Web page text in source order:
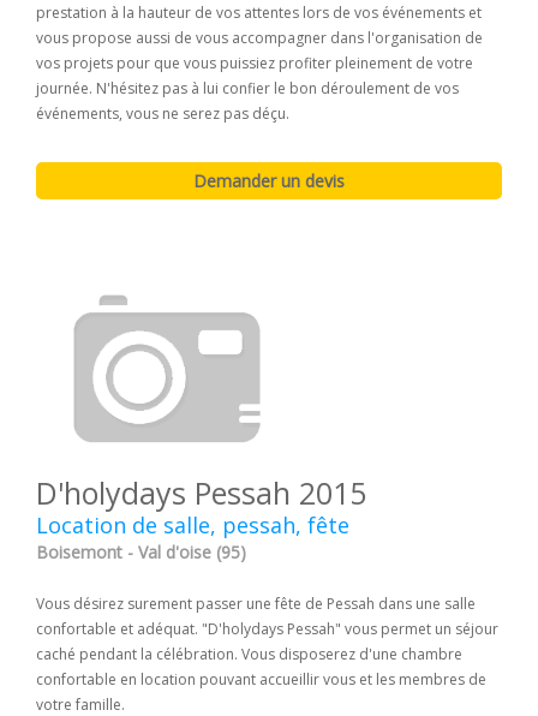
prestation à la hauteur de vos attentes lors de vos événements et
vous propose aussi de vous accompagner dans l'organisation de
vos projets pour que vous puissiez profiter pleinement de votre
journée. N'hésitez pas à lui confier le bon déroulement de vos
événements, vous ne serez pas déçu.
D'holydays Pessah 2015
Location de salle, pessah, fête
Boisemont - Val d'oise (95)
Vous désirez surement passer une fête de Pessah dans une salle
confortable et adéquat. "D'holydays Pessah" vous permet un séjour
caché pendant la célébration. Vous disposerez d'une chambre
confortable en location pouvant accueillir vous et les membres de
votre famille.